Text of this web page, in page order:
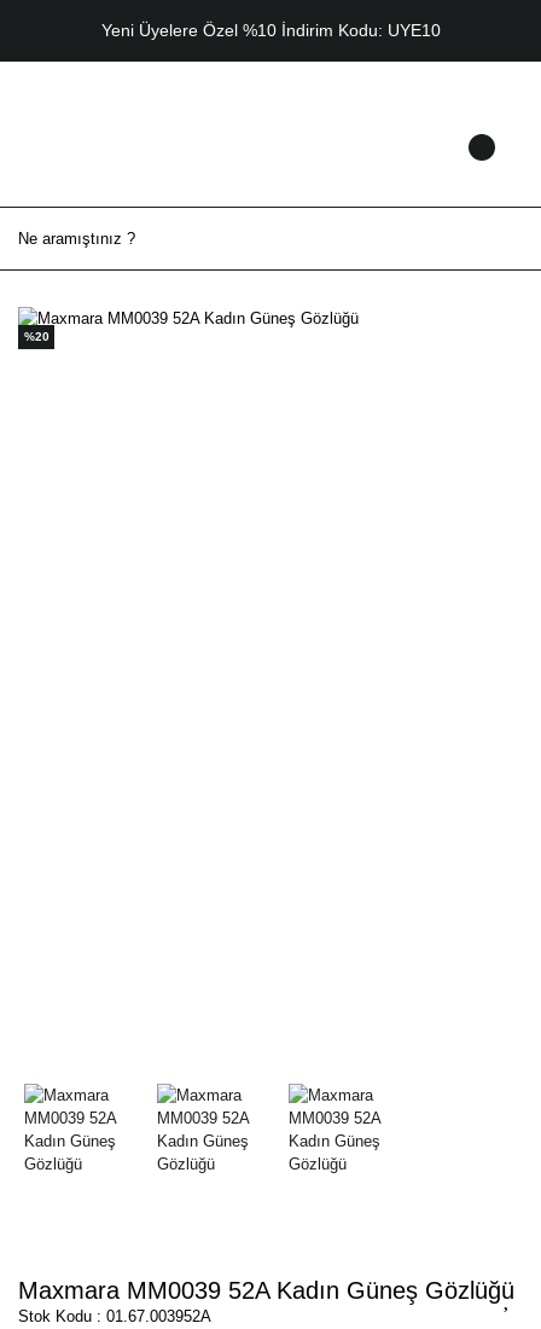
Yeni Üyelere Özel %10 İndirim Kodu: UYE10
%20
Maxmara MM0039 52A Kadın Güneş Gözlüğü
Stok Kodu : 01.67.003952A